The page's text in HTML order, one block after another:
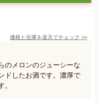
価格と在庫を楽天でチェック >>
のメロンのジューシーな
ドしたお酒です。濃厚で